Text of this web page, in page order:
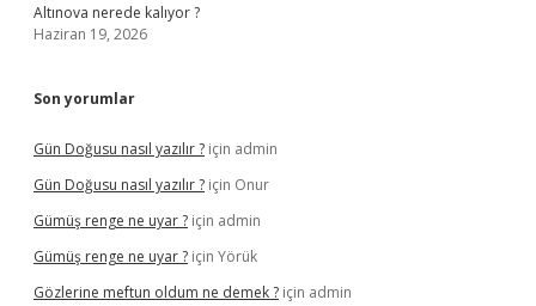
Altınova nerede kalıyor ?
Haziran 19, 2026
Son yorumlar
Gün Doğusu nasıl yazılır ? için admin
Gün Doğusu nasıl yazılır ? için Onur
Gümüş renge ne uyar ? için admin
Gümüş renge ne uyar ? için Yörük
Gözlerine meftun oldum ne demek ? için admin